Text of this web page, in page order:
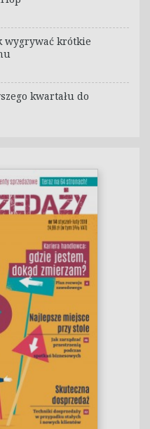
wygrywać krótkie
kwartału do